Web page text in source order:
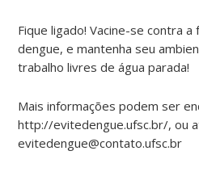
Fique ligado! Vacine-se contra
dengue, e mantenha seu
trabalho livres de água parada!
Mais informações podem ser
http://evitedengue.ufsc.br/, ou
evitedengue@contato.ufsc.br